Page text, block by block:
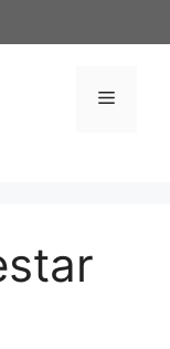
Menú